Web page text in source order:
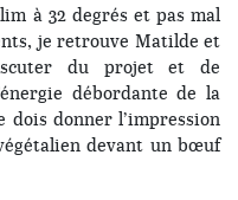
à 32 degrés et pas mal
je retrouve Matilde et
du projet et de
débordante de la
dois donner l’impression
devant un bœuf